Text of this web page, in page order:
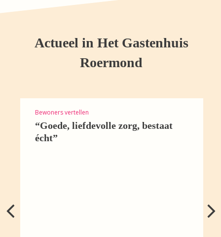
Actueel in Het Gastenhuis
Roermond
Bewoners vertellen
“Goede, liefdevolle zorg, bestaat
écht”